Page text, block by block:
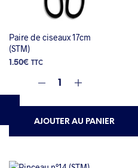
Paire de ciseaux 17cm
(STM)
1.50€ TTC
AJOUTER AU PANIER